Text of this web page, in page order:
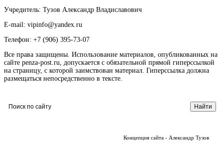
Учредитель: Тузов Александр Владиславович
E-mail: vipinfo@yandex.ru
Телефон: +7 (906) 395-73-07
Все права защищены. Использование материалов, опубликованных на
сайте penza-post.ru, допускается с обязательной прямой гиперссылкой
на страницу, с которой заимствован материал. Гиперссылка должна
размещаться непосредственно в тексте.
Концепция сайта - Александр Тузов